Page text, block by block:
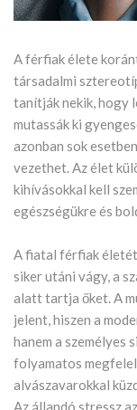
A férfiak élete
társadalmi
tanítják nekik, hogy
mutassák ki
azonban sok
vezethet. Az élet
kihívásokkal kell
egészségükre és
A fiatal férfiak
siker utáni vágy, a
alatt tartja őket. A
jelent, hiszen a
hanem a személyes
folyamatos
alvászavarokkal
Az állandó stressz